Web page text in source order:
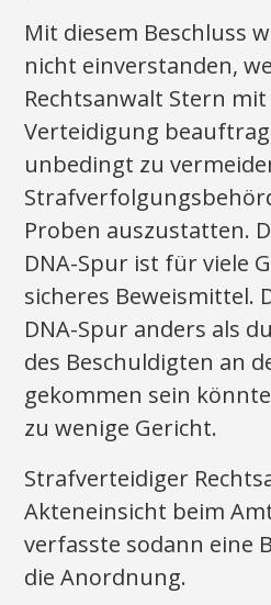
Mit diesem Beschluss
nicht einverstanden,
Rechtsanwalt Stern
Verteidigung
unbedingt zu
Proben auszustatten.
DNA-Spur ist für viele
sicheres Beweismittel.
DNA-Spur anders als
des Beschuldigten an
gekommen sein
zu wenige Gericht.
Strafverteidiger
Akteneinsicht beim
verfasste sodann eine
die Anordnung.